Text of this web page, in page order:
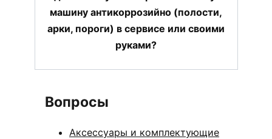
машину антикоррозийно (полости,
арки, пороги) в сервисе или своими
руками?
Вопросы
Аксессуары и комплектующие